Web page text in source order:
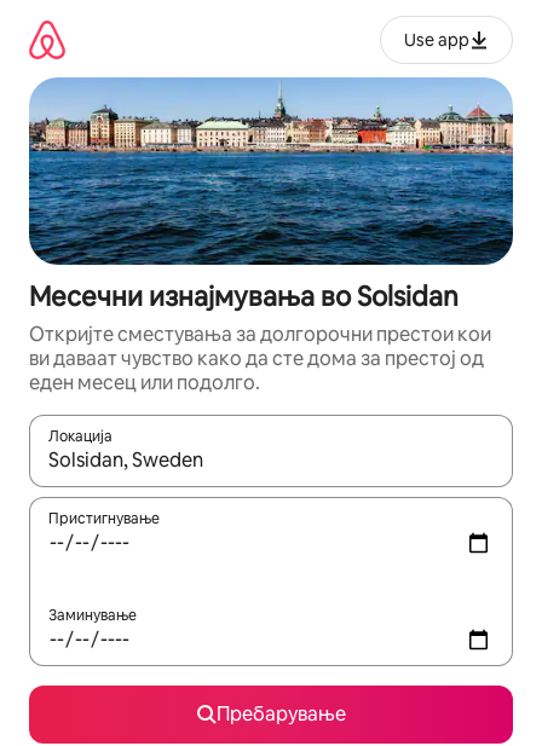
содржина
Use app
Месечни изнајмувања во Solsidan
Откријте сместувања за долгорочни престои кои
ви даваат чувство како да сте дома за престој од
еден месец или подолго.
Локација
Кога резултатите се достапни, движете се со копчињата
Пристигнување
Заминување
Пребарување